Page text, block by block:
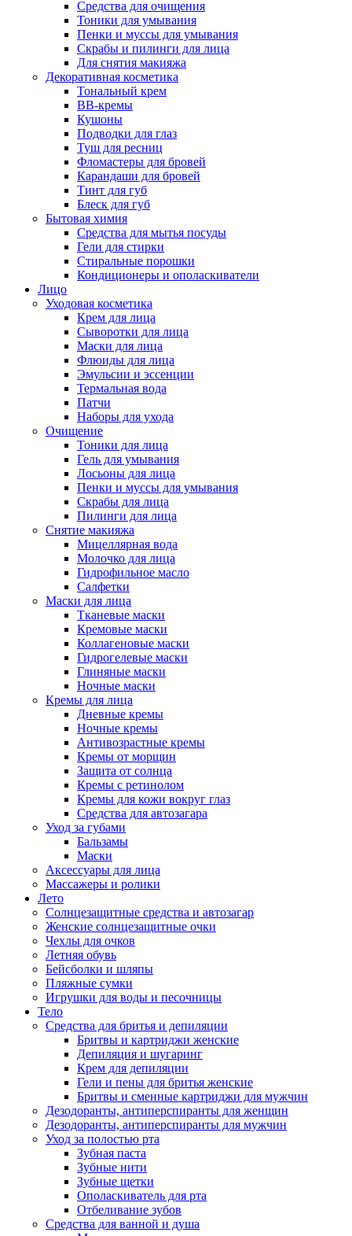
Средства для очищения
Тоники для умывания
Пенки и муссы для умывания
Скрабы и пилинги для лица
Для снятия макияжа
Декоративная косметика
Тональный крем
BB-кремы
Кушоны
Подводки для глаз
Туш для ресниц
Фломастеры для бровей
Карандаши для бровей
Тинт для губ
Блеск для губ
Бытовая химия
Средства для мытья посуды
Гели для стирки
Стиральные порошки
Кондиционеры и ополаскиватели
Лицо
Уходовая косметика
Крем для лица
Сыворотки для лица
Маски для лица
Флюиды для лица
Эмульсии и эссенции
Термальная вода
Патчи
Наборы для ухода
Очищение
Тоники для лица
Гель для умывания
Лосьоны для лица
Пенки и муссы для умывания
Скрабы для лица
Пилинги для лица
Снятие макияжа
Мицеллярная вода
Молочко для лица
Гидрофильное масло
Салфетки
Маски для лица
Тканевые маски
Кремовые маски
Коллагеновые маски
Гидрогелевые маски
Глиняные маски
Ночные маски
Кремы для лица
Дневные кремы
Ночные кремы
Антивозрастные кремы
Кремы от морщин
Защита от солнца
Кремы с ретинолом
Кремы для кожи вокруг глаз
Средства для автозагара
Уход за губами
Бальзамы
Маски
Аксессуары для лица
Массажеры и ролики
Лето
Солнцезащитные средства и автозагар
Женские солнцезащитные очки
Чехлы для очков
Летняя обувь
Бейсболки и шляпы
Пляжные сумки
Игрушки для воды и песочницы
Тело
Средства для бритья и депиляции
Бритвы и картриджи женские
Депиляция и шугаринг
Крем для депиляции
Гели и пены для бритья женские
Бритвы и сменные картриджи для мужчин
Дезодоранты, антиперспиранты для женщин
Дезодоранты, антиперспиранты для мужчин
Уход за полостью рта
Зубная паста
Зубные нити
Зубные щетки
Ополаскиватель для рта
Отбеливание зубов
Средства для ванной и душа